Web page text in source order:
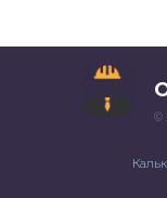
©